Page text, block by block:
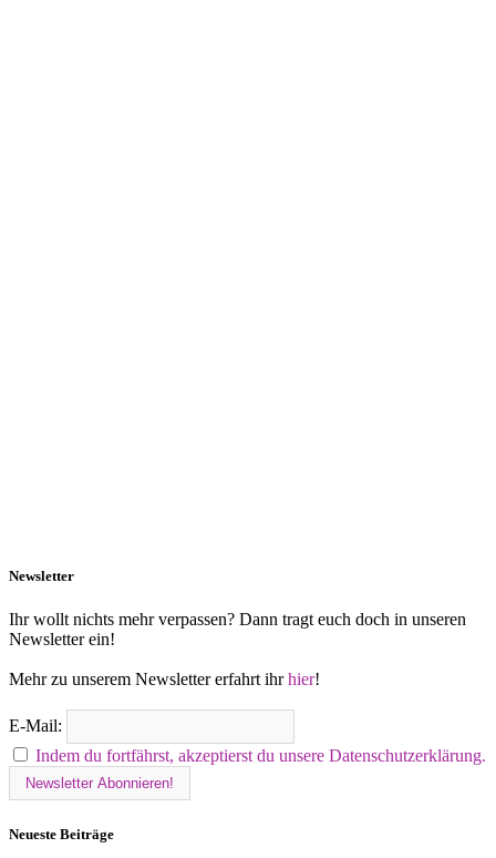
Newsletter
Ihr wollt nichts mehr verpassen? Dann tragt euch doch in unseren
Newsletter ein!
Mehr zu unserem Newsletter erfahrt ihrhier!
E-Mail:
Indem du fortfährst, akzeptierst du unsere Datenschutzerklärung.
Neueste Beiträge